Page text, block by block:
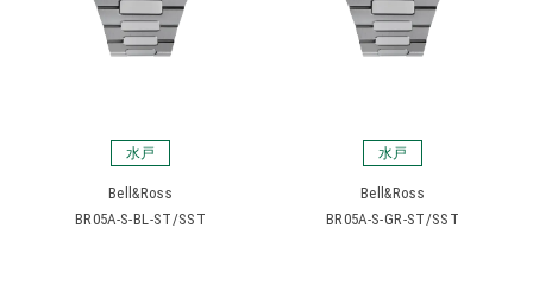
水戸
Bell&Ross
BR05A-S-BL-ST/SST
水戸
Bell&Ross
BR05A-S-GR-ST/SST